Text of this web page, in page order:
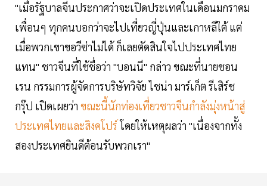
"เมื่อรัฐบาลจีนประกาศว่าจะเปิดประเทศในเดือนมกราคม
เพื่อนๆ ทุกคนบอกว่าจะไปเที่ยวญี่ปุ่นและเกาหลีใต้ แต่
เมื่อพวกเขาขอวีซ่าไม่ได้ ก็เลยตัดสินใจไปประเทศไทย
แทน" ชาวจีนที่ใช้ชื่อว่า "บอนนี" กล่าว ขณะที่นายชอน
เรน กรรมการผู้จัดการบริษัทวิจัย ไชน่า มาร์เก็ต รีเสิร์ช
กรุ๊ป เปิดเผยว่า ขณะนี้นักท่องเที่ยวชาวจีนกำลังมุ่งหน้าสู่
ประเทศไทยและสิงคโปร์โดยให้เหตุผลว่า "เนื่องจากทั้ง
สองประเทศยินดีต้อนรับพวกเรา"